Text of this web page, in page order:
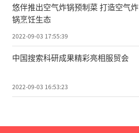
悠伴推出空气炸锅预制菜 打造空气炸
锅烹饪生态
2022-09-03 17:55:39
中国搜索科研成果精彩亮相服贸会
2022-09-03 16:53:23